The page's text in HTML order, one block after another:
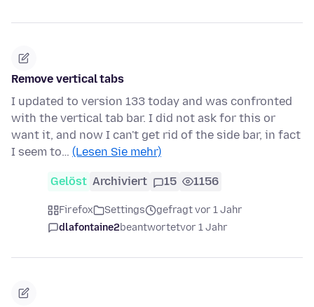
Remove vertical tabs
I updated to version 133 today and was confronted
with the vertical tab bar. I did not ask for this or
want it, and now I can't get rid of the side bar, in fact
I seem to… (Lesen Sie mehr)
Gelöst Archiviert 15 1156
Firefox Settings
gefragt vor 1 Jahr
dlafontaine2beantwortetvor 1 Jahr